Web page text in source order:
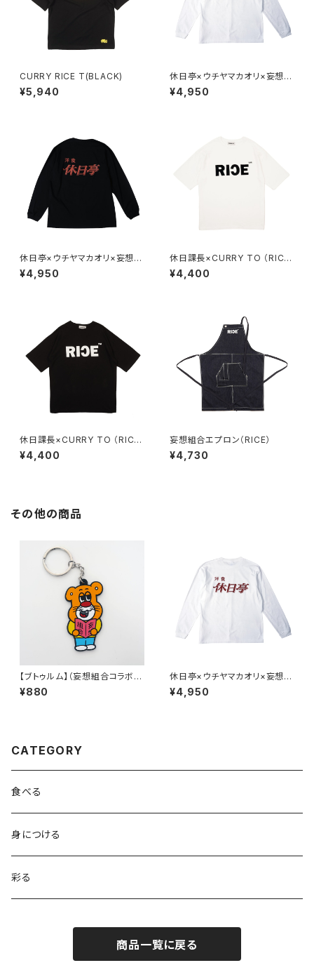
CURRY RICE T(BLACK)
¥5,940
休日亭×ウチヤマカオリ×妄想組
合 L/SL Tシャツ(WHITE)
¥4,950
休日亭×ウチヤマカオリ×妄想組
合 L/SL Tシャツ(BLACK)
¥4,950
休日課長×CURRY TO （RICE
T）WHITE
¥4,400
休日課長×CURRY TO （RICE
T）BLACK
¥4,400
妄想組合エプロン（RICE）
¥4,730
その他の商品
【ブトゥルム】（妄想組合コラボv
r.）ラバーキーホルダー
¥880
休日亭×ウチヤマカオリ×妄想組
合 L/SL Tシャツ(WHITE)
¥4,950
CATEGORY
食べる
身につける
彩る
商品一覧に戻る